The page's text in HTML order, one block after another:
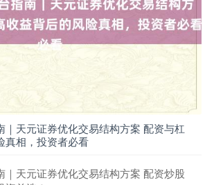
｜天元证券优化交易结构方案 配资与杠
真相，投资者必看
｜天元证券优化交易结构方案 配资炒股